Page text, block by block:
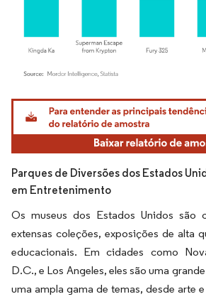
Imagem © Mordor Intelligence. O reuso requer
Parques de Diversões dos Estados
em Entretenimento
Os museus dos Estados Unidos são
extensas coleções, exposições de alta
educacionais. Em cidades como
D.C., e Los Angeles, eles são uma
uma ampla gama de temas, desde arte